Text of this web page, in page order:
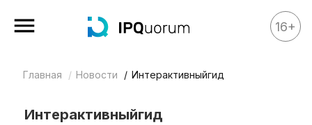
Все материалы
16+
Главная Новости Интерактивныйгид
Интерактивныйгид